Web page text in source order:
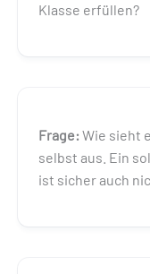
mindestens fünf
Klasse erfüllen?
Frage: Wie sieht
selbst aus. Ein
ist sicher auch